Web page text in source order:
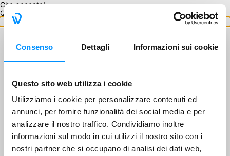
Consenso Dettagli Informazioni sui cookie
Questo sito web utilizza i cookie
Utilizziamo i cookie per personalizzare contenuti ed
annunci, per fornire funzionalità dei social media e per
analizzare il nostro traffico. Condividiamo inoltre
informazioni sul modo in cui utilizzi il nostro sito con i
nostri partner che si occupano di analisi dei dati web,
Che peccato!
Questo GA non è disponibile.